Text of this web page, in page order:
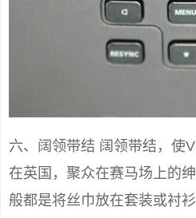
六、阔领带结 阔领带结，使
在英国，聚众在赛马场上的
般都是将丝巾放在套装或衬